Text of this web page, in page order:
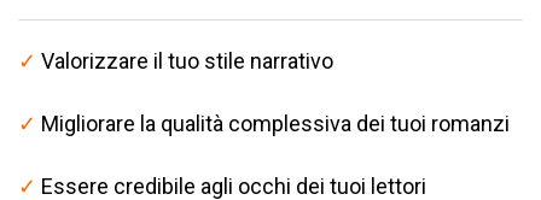
✓ Valorizzare il tuo stile narrativo
✓ Migliorare la qualità complessiva dei tuoi romanzi
✓ Essere credibile agli occhi dei tuoi lettori